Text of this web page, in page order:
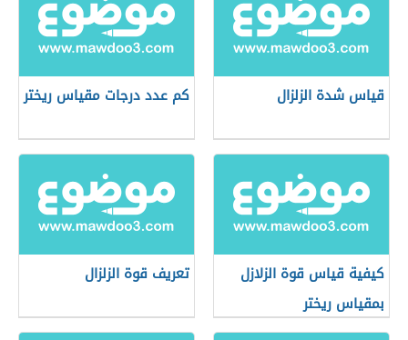
قياس شدة الزلزال كم عدد درجات مقياس ريختر
كيفية قياس قوة الزلازل
بمقياس ريختر
تعريف قوة الزلزال